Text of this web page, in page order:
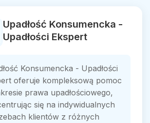
Upadłość Konsumencka -
Upadłości Ekspert
Konsumencka - Upadłości
oferuje kompleksową pomoc
prawa upadłościowego,
się na indywidualnych
klientów z różnych